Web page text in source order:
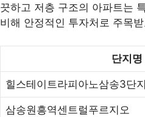
끗하고 저층 구조의 아파트는
비해 안정적인 투자처로 주목
단지명
힐스테이트라피아노삼송3단지
삼송원흥역센트럴푸르지오